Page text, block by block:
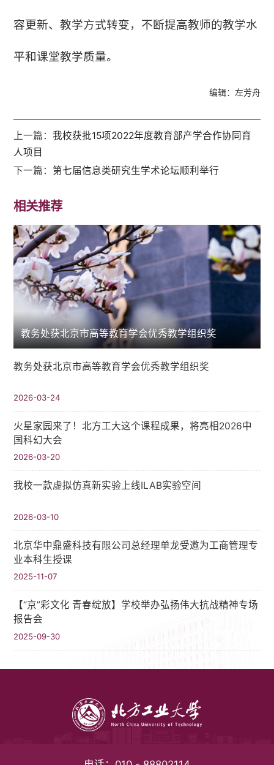
容更新、教学方式转变，不断提高教师的教学水
平和课堂教学质量。
编辑：左芳舟
上一篇：我校获批15项2022年度教育部产学合作协同育
人项目
下一篇： 第七届信息类研究生学术论坛顺利举行
相关推荐
教务处获北京市高等教育学会优秀教学组织奖
教务处获北京市高等教育学会优秀教学组织奖
2026-03-24
火星家园来了！北方工大这个课程成果，将亮相2026中
国科幻大会
2026-03-20
我校一款虚拟仿真新实验上线ILAB实验空间
2026-03-10
北京华中鼎盛科技有限公司总经理单龙受邀为工商管理专
业本科生授课
2025-11-07
【“京”彩文化 青春绽放】学校举办弘扬伟大抗战精神专场
报告会
2025-09-30